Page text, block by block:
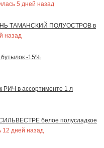
5 дней назад
ТАМАНСКИЙ ПОЛУОСТРОВ в
назад
-15%
РИЧ в ассортименте 1 л
белое полусладкое
12 дней назад